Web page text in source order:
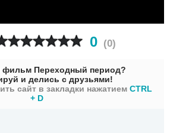
0 (0)
фильм Переходный период?
и делись с друзьями!
сайт в закладки нажатием CTRL
+ D